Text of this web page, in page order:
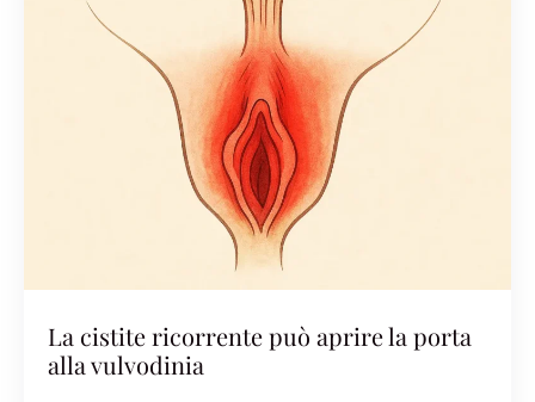
La cistite ricorrente può aprire la porta
alla vulvodinia